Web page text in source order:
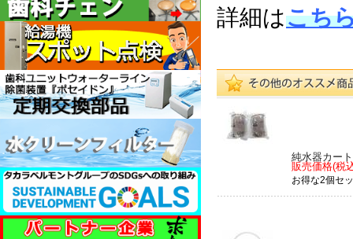
詳細はこち
純水器カー
販売価格(税
お得な2個セ